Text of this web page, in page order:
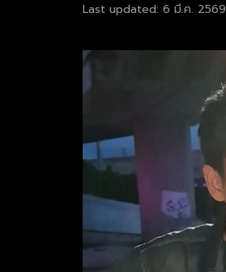
Last updated: 6 มี.ค. 2569